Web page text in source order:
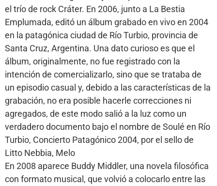
el trío de rock Cráter. En 2006, junto a La Bestia
Emplumada, editó un álbum grabado en vivo en 2004
en la patagónica ciudad de Río Turbio, provincia de
Santa Cruz, Argentina. Una dato curioso es que el
álbum, originalmente, no fue registrado con la
intención de comercializarlo, sino que se trataba de
un episodio casual y, debido a las características de la
grabación, no era posible hacerle correcciones ni
agregados, de este modo salió a la luz como un
verdadero documento bajo el nombre de Soulé en Río
Turbio, Concierto Patagónico 2004, por el sello de
Litto Nebbia, Melo
En 2008 aparece Buddy Middler, una novela filosófica
con formato musical, que volvió a colocarlo entre las